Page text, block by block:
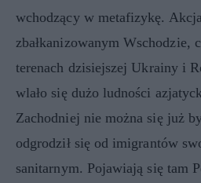
wchodzący w metafizykę.
zbałkanizowanym Wschodzie,
terenach dzisiejszej Ukrainy i
wlało się dużo ludności
Zachodniej nie można się już
odgrodził się od imigrantów
sanitarnym. Pojawiają się tam